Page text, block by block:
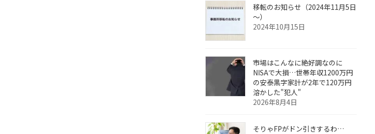
移転のお知らせ（2024年11月5日
～）
2024年10月15日
市場はこんなに絶好調なのに
NISAで大損…世帯年収1200万円
の安泰黒字家計が2年で120万円
溶かした"犯人"
2026年8月4日
そりゃFPがドン引きするわ…